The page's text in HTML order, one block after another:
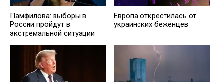
Памфилова: выборы в
России пройдут в
экстремальной ситуации
Европа открестилась от
украинских беженцев